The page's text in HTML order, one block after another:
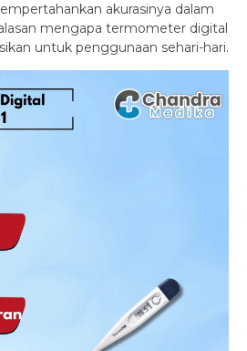
akurasinya dalam
mengapa termometer digital
untuk penggunaan sehari-hari.